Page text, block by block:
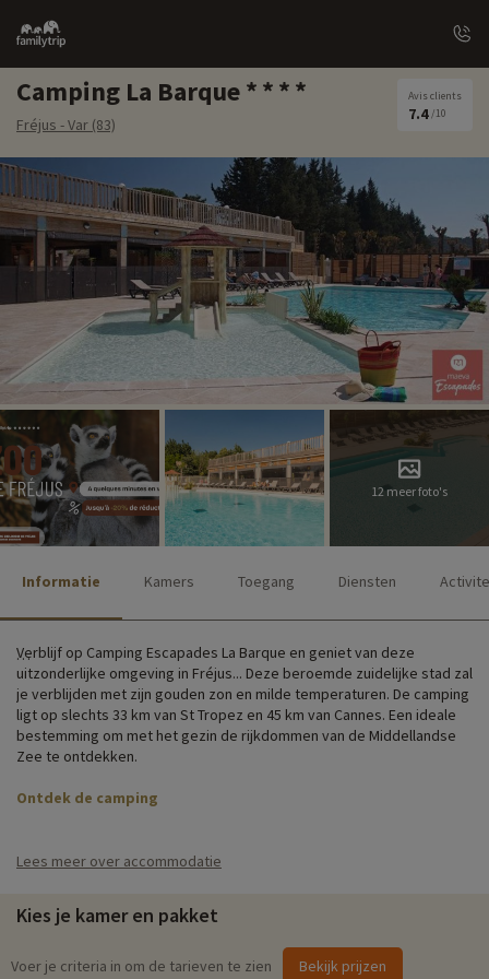
Family
trip
Camping La Barque
Fréjus - Var (83)
Avis clients
7.4 /10
12 meer foto's
Informatie Kamers Toegang Diensten
Verblijf op Camping Escapades La Barque en geniet van deze
uitzonderlijke omgeving in Fréjus... Deze beroemde zuidelijke stad zal
je verblijden met zijn gouden zon en milde temperaturen. De camping
ligt op slechts 33 km van St Tropez en 45 km van Cannes. Een ideale
bestemming om met het gezin de rijkdommen van de Middellandse
Zee te ontdekken.
Ontdek de camping
bar/snackbar, zwembad, parkeerplaats, fietsverhuur, speeltuin en
Je verblijft in comfortabele, volledig ingerichte stacaravans met
airconditioning. Je kunt ook genieten van je eigen terras met
tuinmeubilair voor maaltijden en gezelschapsspelletjes onder de
Lees meer over accommodatie
Kies je kamer en pakket
Voer je criteria in om de tarieven te zien Bekijk prijzen